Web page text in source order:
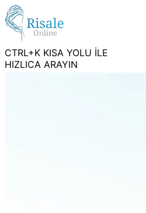
CTRL+K KISA YOLU İLE
HIZLICA ARAYIN